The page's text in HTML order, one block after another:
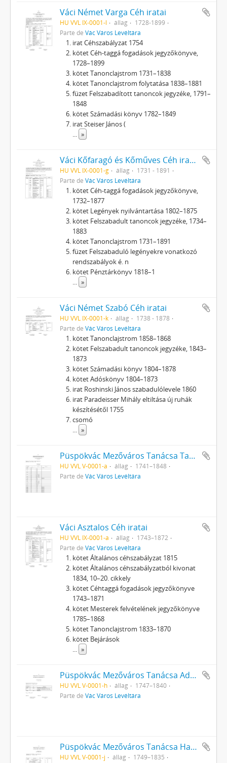
Váci Német Varga Céh iratai
HU VVL IX-0001-l állag
1728-1899
Parte de Vác Város Levéltára
irat Céhszabályzat 1754
kötet Céh-taggá fogadások jegyzőkönyve,
1728–1899
kötet Tanonclajstrom 1731–1838
kötet Tanonclajstrom folytatása 1838–1881
füzet Felszabadított tanoncok jegyzéke, 1791–
1848
kötet Számadási könyv 1782–1849
irat Steiser János (
... »
Váci Kőfaragó és Kőműves Céh iratai
HU VVL IX-0001-g állag
1731 - 1891
Parte de Vác Város Levéltára
kötet Céh-taggá fogadások jegyzőkönyve,
1732–1877
kötet Legények nyilvántartása 1802–1875
kötet Felszabadult tanoncok jegyzéke, 1734–
1883
kötet Tanonclajstrom 1731–1891
füzet Felszabaduló legényekre vonatkozó
rendszabályok é. n
kötet Pénztárkönyv 1818–1
... »
Váci Német Szabó Céh iratai
HU VVL IX-0001-k állag
1738 - 1878
Parte de Vác Város Levéltára
kötet Tanonclajstrom 1858–1868
kötet Felszabadult tanoncok jegyzéke, 1843–
1873
kötet Számadási könyv 1804–1878
kötet Adóskönyv 1804–1873
irat Roshinski János szabadulólevele 1860
irat Paradeisser Mihály eltiltása új ruhák
készítésétől 1755
csomó
... »
Püspökvác Mezőváros Tanácsa Tanácsülési jegyzőkönyvek
HU VVL V-0001-a állag
1741–1848
Parte de Vác Város Levéltára
Váci Asztalos Céh iratai
HU VVL IX-0001-a állag
1743–1872
Parte de Vác Város Levéltára
kötet Általános céhszabályzat 1815
kötet Általános céhszabályzatból kivonat
1834, 10–20. cikkely
kötet Céhtaggá fogadások jegyzőkönyve
1743–1871
kötet Mesterek felvételének jegyzőkönyve
1785–1868
kötet Tanonclajstrom 1833–1870
kötet Bejárások
... »
Püspökvác Mezőváros Tanácsa Adóösszeírások
HU VVL V-0001-h állag
1747–1840
Parte de Vác Város Levéltára
Püspökvác Mezőváros Tanácsa Hagyatéki iratok
HU VVL V-0001-j állag
1749–1835